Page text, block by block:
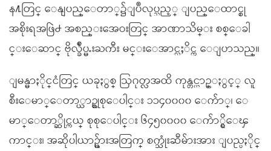
န႔တြင္ ေနျပည္ေတာ္၌ျပဳလုပ္သည့္ ျပည္ေထာင္စု
အစိုးရအဖြဲ႕ အစည္းအေဝးတြင္ အာဏာသိမ္း စစ္ေခါ
င္းေဆာင္ ဗိုလ္ခ်ဳပ္မႉးႀကီး မင္းေအာင္လႈိင္က ေျပာသည္။
ျမန္မာႏိုင္ငံတြင္ ယခုႏွစ္ ဩဂုတ္လအထိ ကုန္တင္ယာဥ္ႏွင့္ လူ
စီးေမာ္ေတာ္ယာဥ္စုစုေပါင္း ၁၁၄၀၀၀၀ ေက်ာ္၊ ေ
မာ္ေတာ္ဆိုင္ကယ္ စုစုေပါင္း ၆၄၅၀၀၀၀ ေက်ာ္ရွိေၾ
ကာင္း၊ အဆိုပါယာဥ္မ်ားအတြက္ စက္သုံးဆီမ်ားအား ျပည္ပႏိုင္